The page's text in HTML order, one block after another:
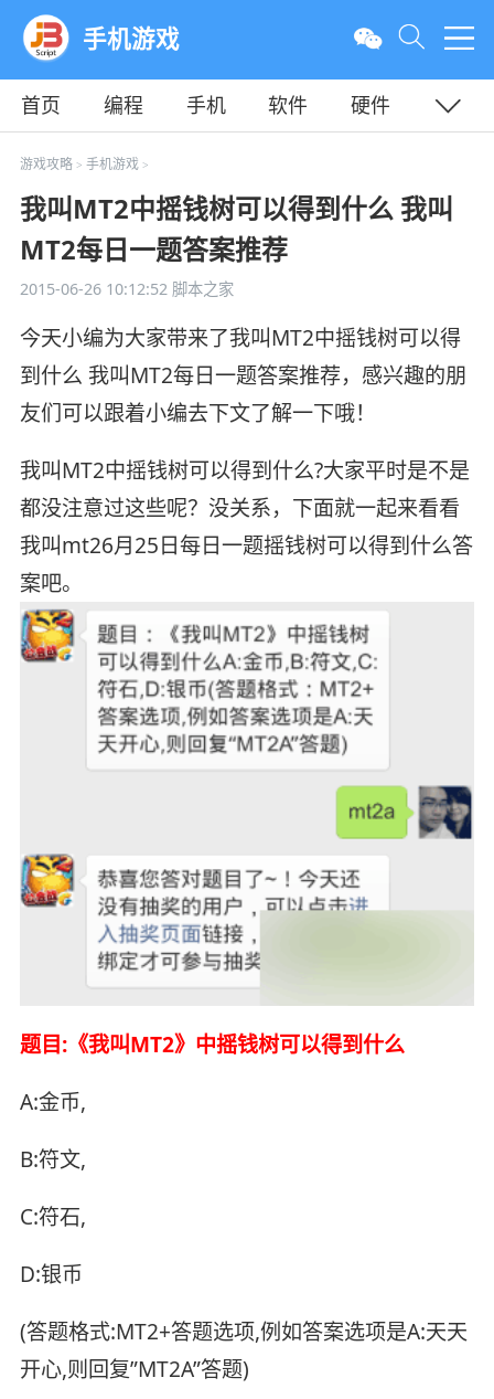
手机游戏
首页 编程 手机 软件
硬件
教程
平面
游戏攻略> 手机游戏>
我叫MT2中摇钱树可以得到什么 我叫
MT2每日一题答案推荐
2015-06-26 10:12:52脚本之家
今天小编为大家带来了我叫MT2中摇钱树可以得
到什么 我叫MT2每日一题答案推荐，感兴趣的朋
友们可以跟着小编去下文了解一下哦！
我叫MT2中摇钱树可以得到什么?大家平时是不是
都没注意过这些呢？没关系，下面就一起来看看
我叫mt26月25日每日一题摇钱树可以得到什么答
案吧。
题目:《我叫MT2》中摇钱树可以得到什么
A:金币,
B:符文,
C:符石,
D:银币
(答题格式:MT2+答题选项,例如答案选项是A:天天
开心,则回复”MT2A”答题)